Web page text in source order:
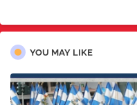
YOU MAY LIKE